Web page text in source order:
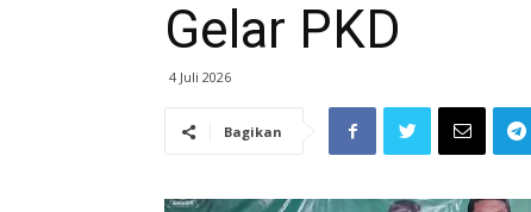
Gelar PKD
4 Juli 2026
Bagikan